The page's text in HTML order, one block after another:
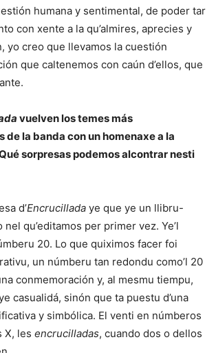
humana y sentimental, de poder tar
con xente a la qu’almires, aprecies y
yo creo que llevamos la cuestión
que caltenemos con caún d’ellos, que
vuelven los temes más
de la banda con un homenaxe a la
sorpresas podemos alcontrar nesti
d’Encrucillada ye que ye un llibru-
qu’editamos per primer vez. Ye’l
20. Lo que quiximos facer foi
un númberu tan redondu como’l 20
conmemoración y, al mesmu tiempu,
casualidá, sinón que ta puestu d’una
y simbólica. El venti en númberos
X, les encrucilladas, cuando dos o dellos